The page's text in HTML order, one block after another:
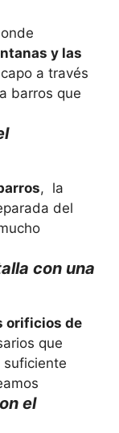
y las
a través
barros que
, la
del
con una
orificios de
que
suficiente
el